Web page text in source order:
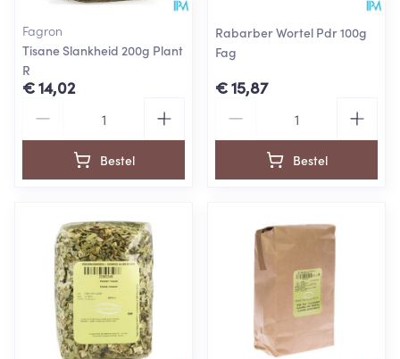
Fagron
Tisane Slankheid 200g Plant
R
€ 14,02
Bestel
Rabarber Wortel Pdr 100g
Fag
€ 15,87
Bestel